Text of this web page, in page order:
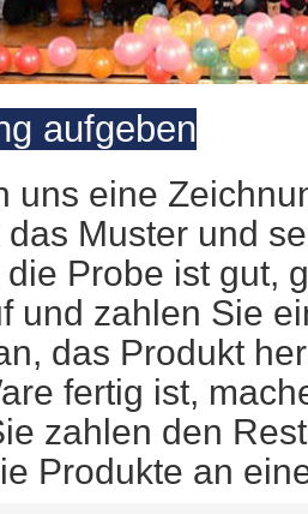
aufgeben
uns eine
Muster und
Probe ist gut,
und zahlen Sie
das Produkt
fertig ist,
zahlen den
Produkte an